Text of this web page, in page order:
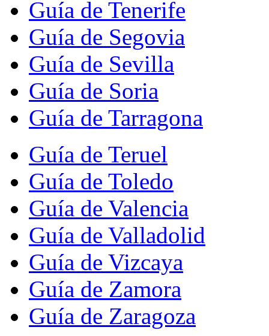
Guía de Tenerife
Guía de Segovia
Guía de Sevilla
Guía de Soria
Guía de Tarragona
Guía de Teruel
Guía de Toledo
Guía de Valencia
Guía de Valladolid
Guía de Vizcaya
Guía de Zamora
Guía de Zaragoza